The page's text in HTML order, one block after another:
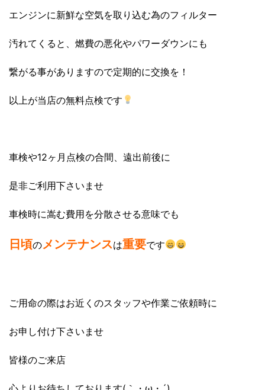
エンジンに新鮮な空気を取り込む為のフィルター
汚れてくると、燃費の悪化やパワーダウンにも
繋がる事がありますので定期的に交換を！
以上が当店の無料点検です
車検や12ヶ月点検の合間、遠出前後に
是非ご利用下さいませ
車検時に嵩む費用を分散させる意味でも
日頃のメンテナンスは重要です
ご用命の際はお近くのスタッフや作業ご依頼時に
お申し付け下さいませ
皆様のご来店